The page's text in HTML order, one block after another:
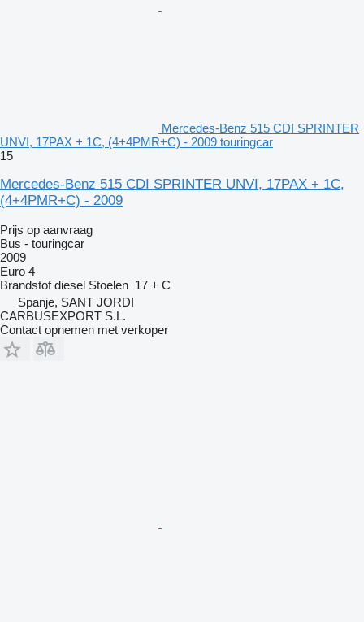
Mercedes-Benz 515 CDI SPRINTER
UNVI, 17PAX + 1C, (4+4PMR+C) - 2009 touringcar
15
Mercedes-Benz 515 CDI SPRINTER UNVI, 17PAX + 1C,
(4+4PMR+C) - 2009
Prijs op aanvraag
Bus - touringcar
2009
Euro 4
Brandstof diesel Stoelen 17 + C
Spanje, SANT JORDI
CARBUSEXPORT S.L.
Contact opnemen met verkoper